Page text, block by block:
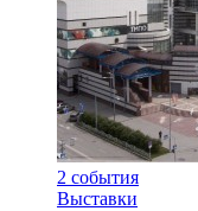
2 события
Выставки